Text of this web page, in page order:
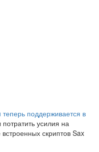
теперь поддерживается в
усилия на
скриптов Sax